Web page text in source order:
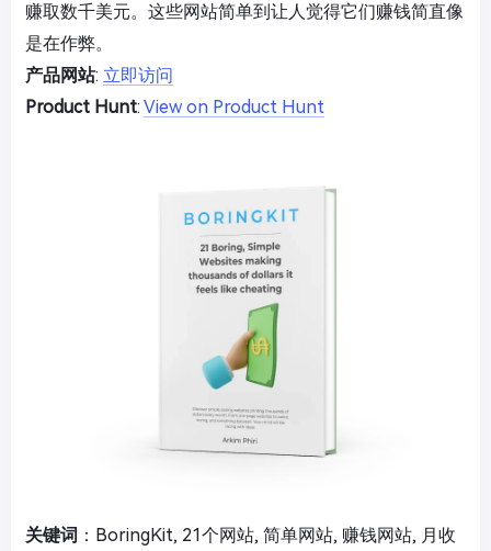
赚取数千美元。这些网站简单到让人觉得它们赚钱简直像
是在作弊。
产品网站: 立即访问
Product Hunt: View on Product Hunt
关键词 ：BoringKit, 21个网站, 简单网站, 赚钱网站, 月收